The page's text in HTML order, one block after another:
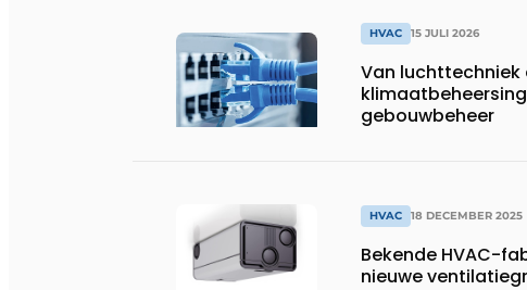
HVAC 15 JULI 2026
Van luchttechniek
gebouwbeheer
HVAC 18 DECEMBER 2025
Bekende HVAC-
nieuwe